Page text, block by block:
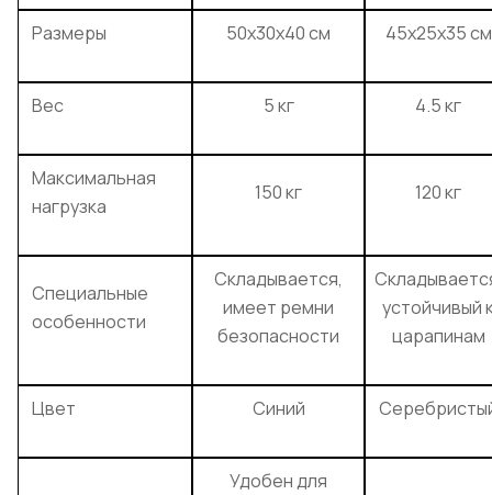
Размеры 50x30x40 см 45x25x35 см
Вес 5 кг 4.5 кг
Максимальная
нагрузка
150 кг 120 кг
Специальные
особенности
Складывается,
имеет ремни
безопасности
устойчивый
царапинам
Цвет Синий
Удобен для